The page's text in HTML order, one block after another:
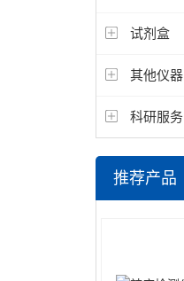
试剂盒
其他仪器
科研服务
推荐产品